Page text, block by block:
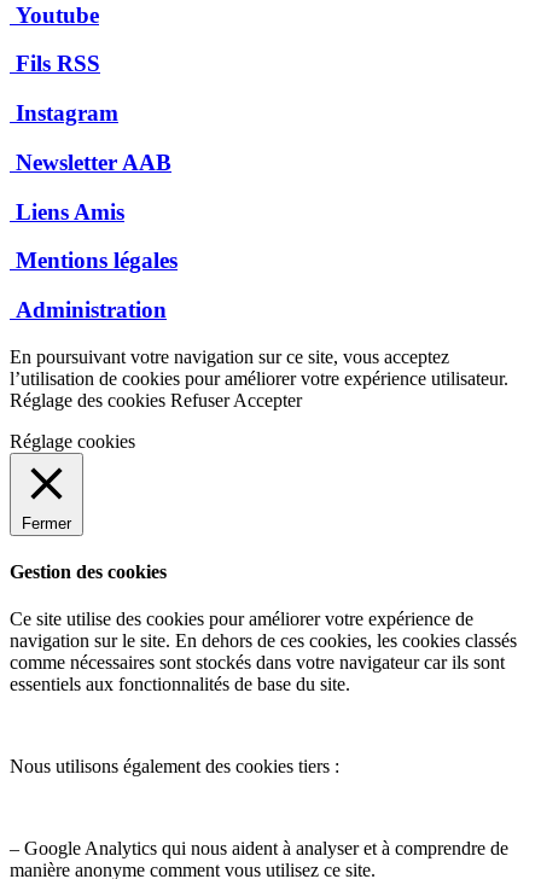
Youtube
Fils RSS
Instagram
Newsletter AAB
Liens Amis
Mentions légales
Administration
En poursuivant votre navigation sur ce site, vous acceptez
l’utilisation de cookies pour améliorer votre expérience utilisateur.
Réglage des cookies Refuser Accepter
Réglage cookies
Fermer
Gestion des cookies
Ce site utilise des cookies pour améliorer votre expérience de
navigation sur le site. En dehors de ces cookies, les cookies classés
comme nécessaires sont stockés dans votre navigateur car ils sont
essentiels aux fonctionnalités de base du site.
Nous utilisons également des cookies tiers :
– Google Analytics qui nous aident à analyser et à comprendre de
manière anonyme comment vous utilisez ce site.